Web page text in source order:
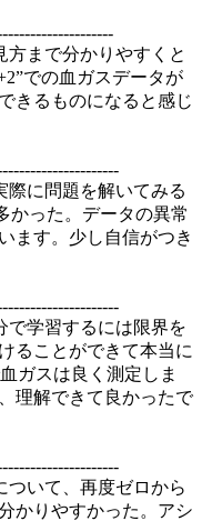
まで分かりやすくと
での血ガスデータが
きるものになると感じ
際に問題を解いてみる
かった。データの異常
ます。少し自信がつき
で学習するには限界を
ることができて本当に
ガスは良く測定しま
理解できて良かったで
ついて、再度ゼロから
かりやすかった。アシ